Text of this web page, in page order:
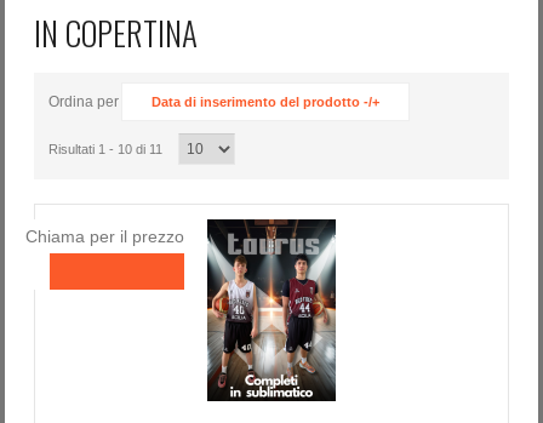
IN COPERTINA
Ordina per Data di inserimento del prodotto -/+
Risultati 1 - 10 di 11
Chiama per il prezzo
Nome utente
Password
Password dimenticata?
Nome utente dimenticato?